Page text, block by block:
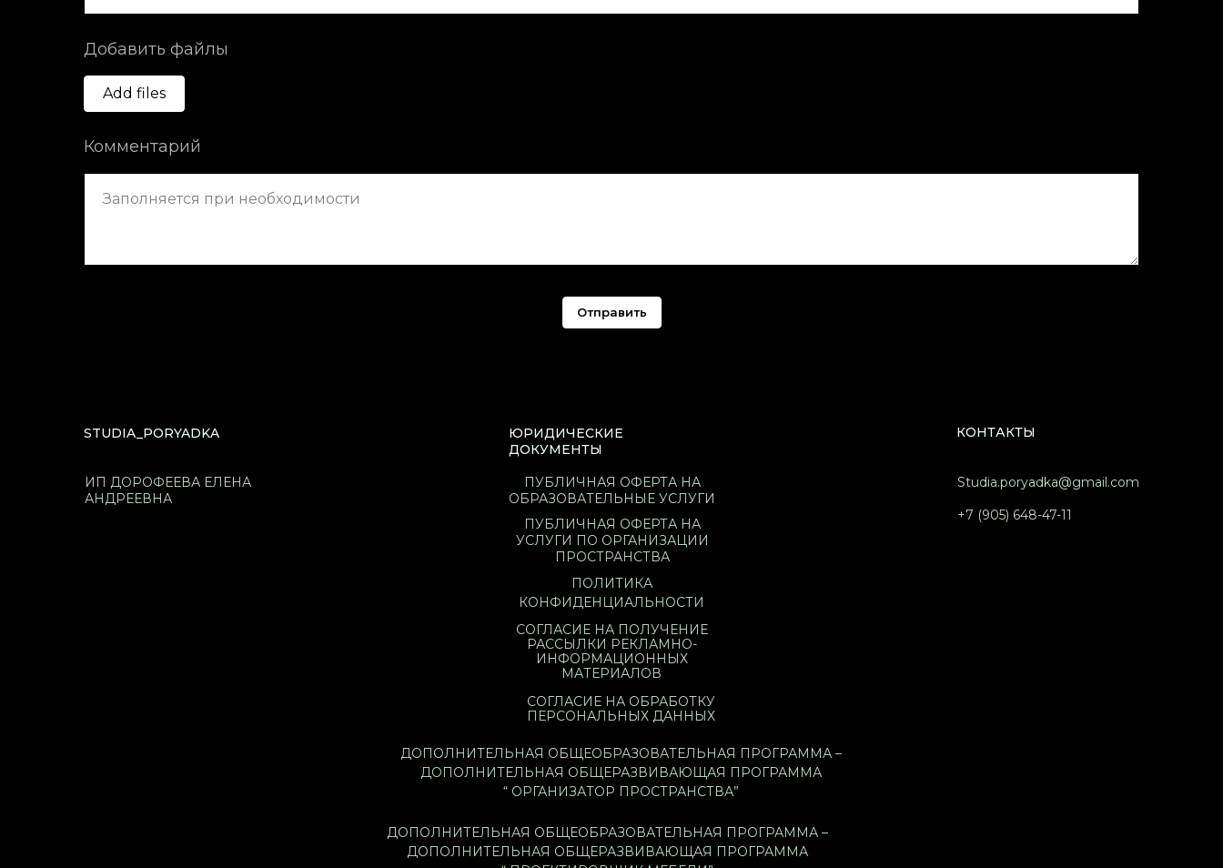
Добавить файлы
Add files
Комментарий
Отправить
ИП ДОРОФЕЕВА ЕЛЕНА
АНДРЕЕВНА
ЮРИДИЧЕСКИЕ
ДОКУМЕНТЫ
ПУБЛИЧНАЯ ОФЕРТА НА
ОБРАЗОВАТЕЛЬНЫЕ УСЛУГИ
ПУБЛИЧНАЯ ОФЕРТА НА
УСЛУГИ ПО ОРГАНИЗАЦИИ
ПРОСТРАНСТВА
КОНТАКТЫ
Studia.poryadka@gmail.com
+7 (905) 648-47-11
STUDIA_PORYADKA
ПОЛИТИКА
КОНФИДЕНЦИАЛЬНОСТИ
СОГЛАСИЕ НА ОБРАБОТКУ
ПЕРСОНАЛЬНЫХ ДАННЫХ
СОГЛАСИЕ НА ПОЛУЧЕНИЕ
РАССЫЛКИ РЕКЛАМНО-
ИНФОРМАЦИОННЫХ
МАТЕРИАЛОВ
ДОПОЛНИТЕЛЬНАЯ ОБЩЕОБРАЗОВАТЕЛЬНАЯ ПРОГРАММА –
ДОПОЛНИТЕЛЬНАЯ ОБЩЕРАЗВИВАЮЩАЯ ПРОГРАММА
“ ОРГАНИЗАТОР ПРОСТРАНСТВА”
ДОПОЛНИТЕЛЬНАЯ ОБЩЕОБРАЗОВАТЕЛЬНАЯ ПРОГРАММА –
ДОПОЛНИТЕЛЬНАЯ ОБЩЕРАЗВИВАЮЩАЯ ПРОГРАММА